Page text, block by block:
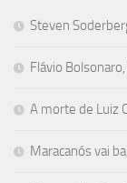
Steven
Flávio
A morte de Luiz
Maracanós vai